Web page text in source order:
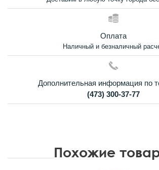
Оплата
Наличный и безналичный
Дополнительная информация по
(473) 300-37-77
Похожие